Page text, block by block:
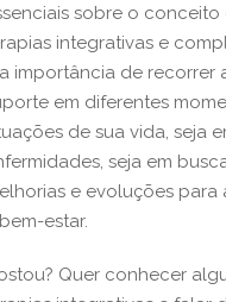
sobre o conceito
integrativas e
importância de recorrer
em diferentes
de sua vida, seja
seja em
e evoluções para
estar.
Quer conhecer